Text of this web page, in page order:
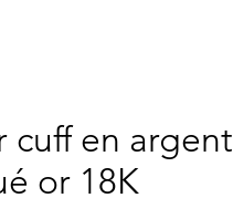
cuff en argent
or 18K